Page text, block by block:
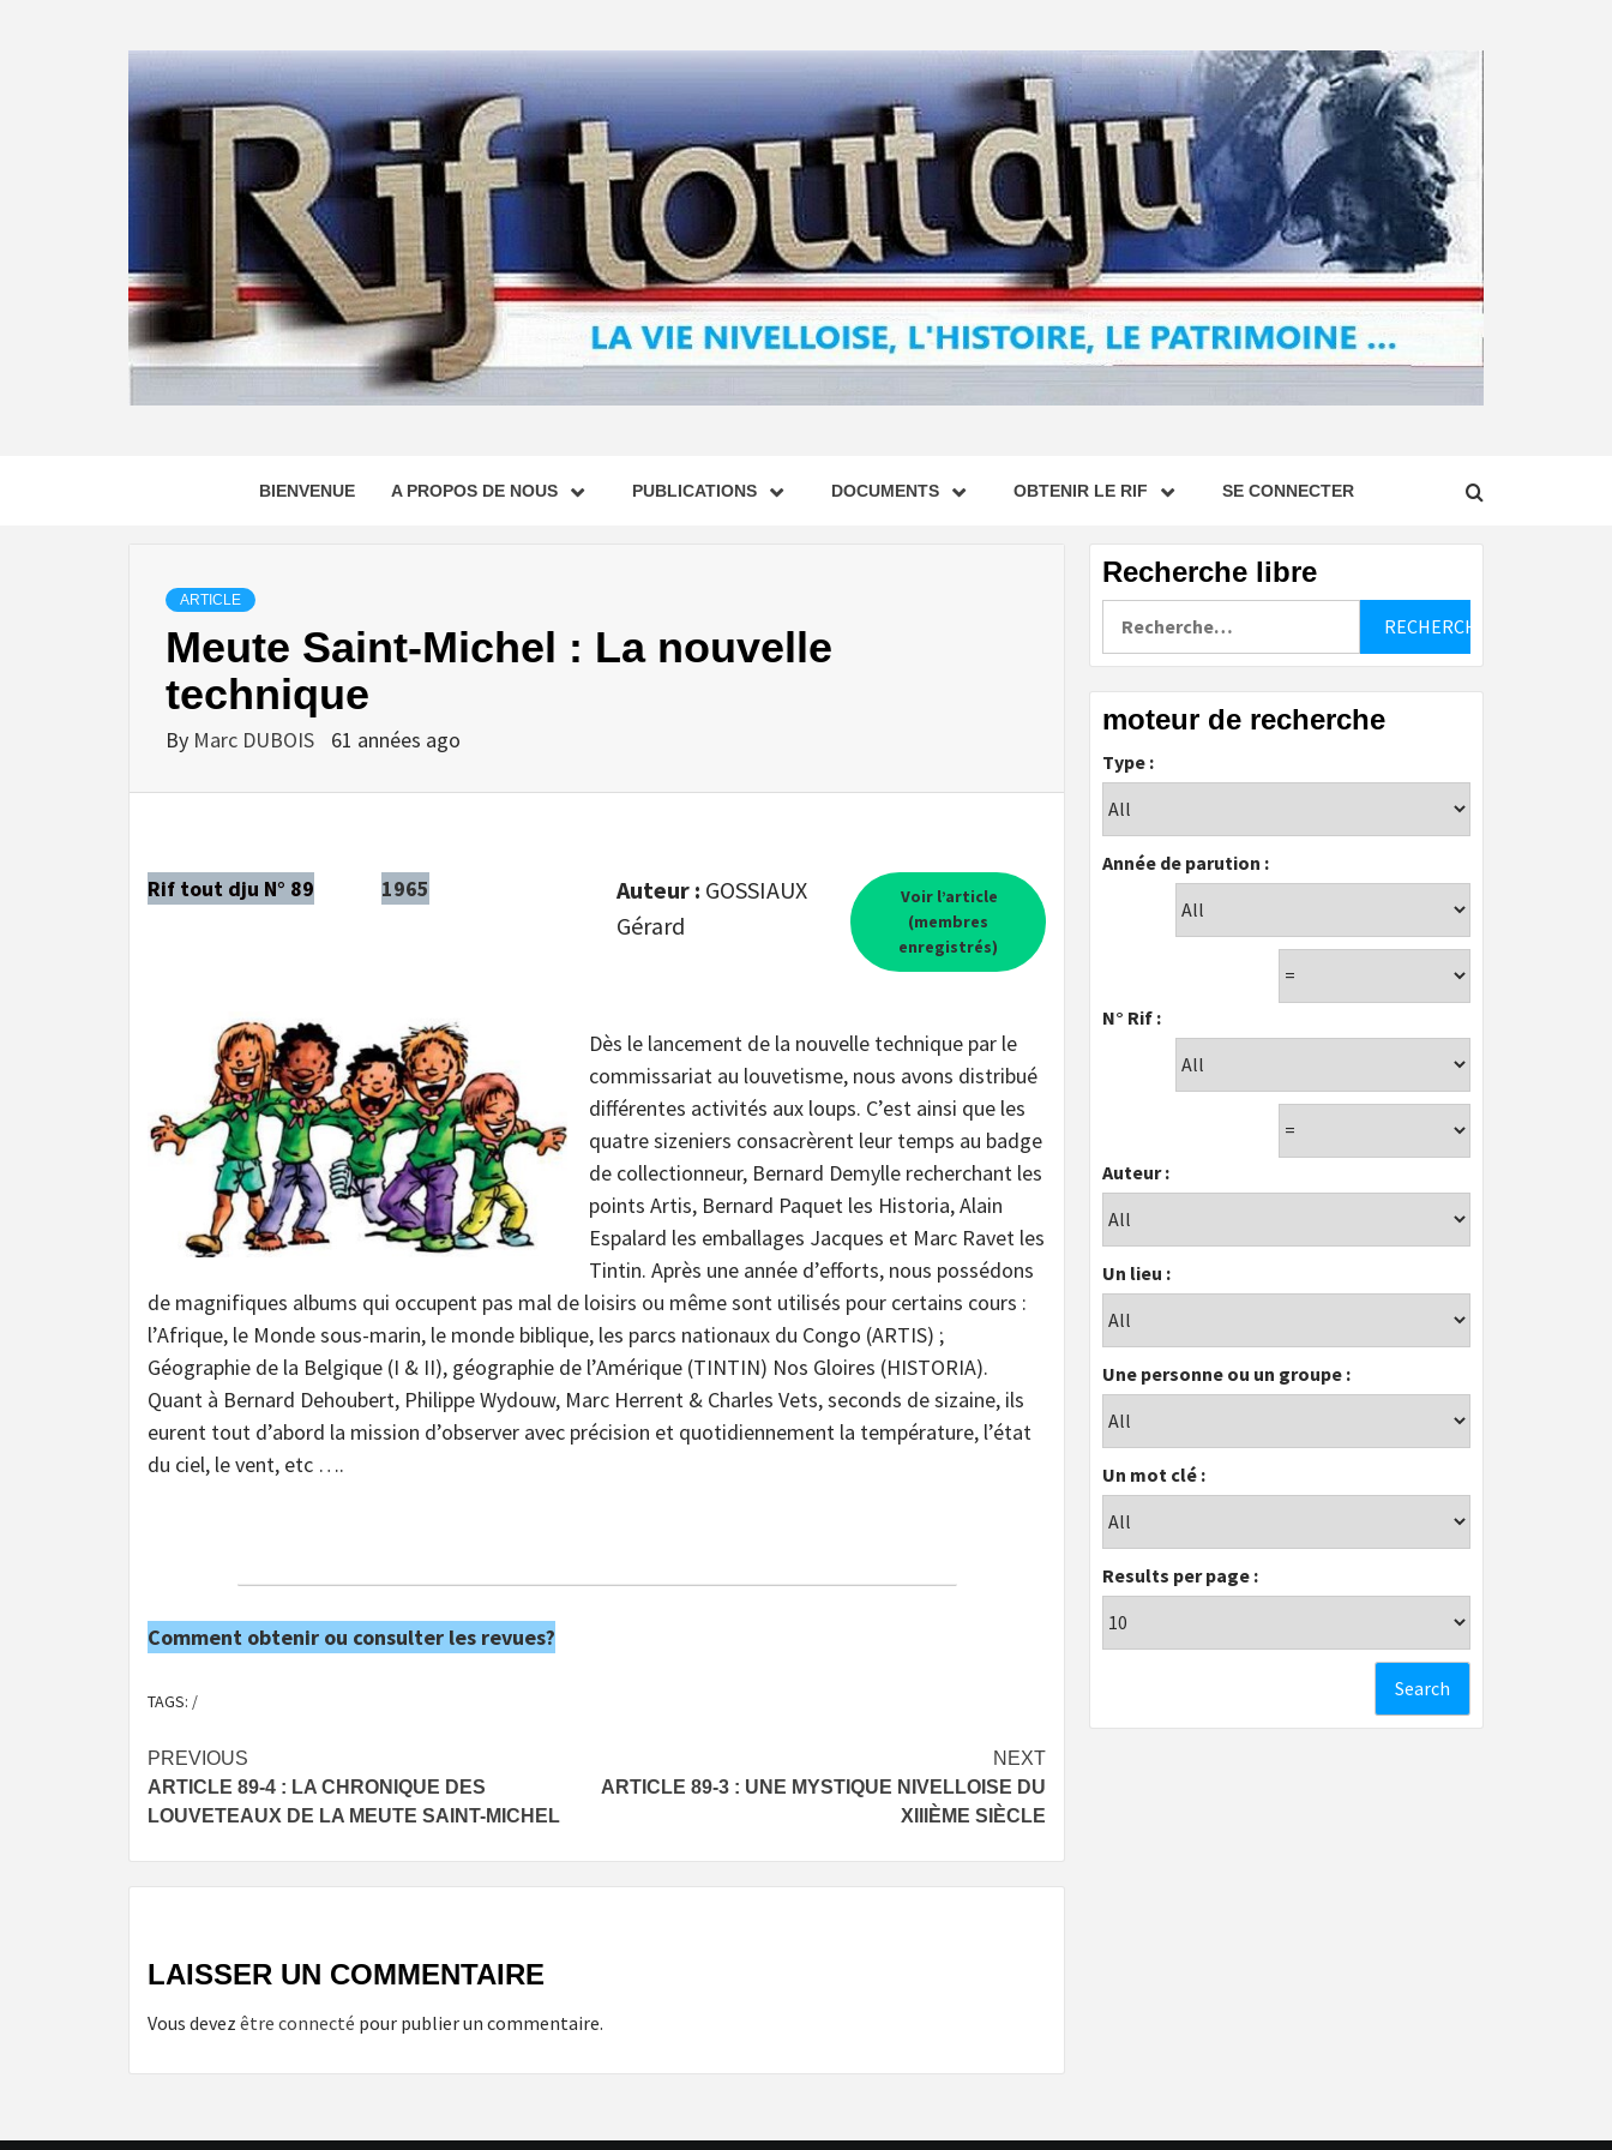
BIENVENUE A PROPOS DE NOUS PUBLICATIONS DOCUMENTS OBTENIR LE RIF SE CONNECTER
ARTICLE
Meute Saint-Michel : La nouvelle
technique
By Marc DUBOIS 61 années ago
Rif tout dju N° 89 1965 Auteur : GOSSIAUX
Gérard
Voir l’article
(membres
enregistrés)
Dès le lancement de la nouvelle technique par le
commissariat au louvetisme, nous avons distribué
différentes activités aux loups. C’est ainsi que les
quatre sizeniers consacrèrent leur temps au badge
de collectionneur, Bernard Demylle recherchant les
points Artis, Bernard Paquet les Historia, Alain
Espalard les emballages Jacques et Marc Ravet les
Tintin. Après une année d’efforts, nous possédons
de magnifiques albums qui occupent pas mal de loisirs ou même sont utilisés pour certains cours :
l’Afrique, le Monde sous-marin, le monde biblique, les parcs nationaux du Congo (ARTIS) ;
Géographie de la Belgique (I & II), géographie de l’Amérique (TINTIN) Nos Gloires (HISTORIA).
Quant à Bernard Dehoubert, Philippe Wydouw, Marc Herrent & Charles Vets, seconds de sizaine, ils
eurent tout d’abord la mission d’observer avec précision et quotidiennement la température, l’état
du ciel, le vent, etc ….
Comment obtenir ou consulter les revues?
TAGS: /
Post
navigation
PREVIOUS
ARTICLE 89-4 : LA CHRONIQUE DES
LOUVETEAUX DE LA MEUTE SAINT-MICHEL
NEXT
ARTICLE 89-3 : UNE MYSTIQUE NIVELLOISE DU
XIIIÈME SIÈCLE
LAISSER UN COMMENTAIRE
Vous devez être connecté pour publier un commentaire.
Recherche libre
moteur de recherche
Type :
Année de parution :
N° Rif :
Auteur :
Un lieu :
Une personne ou un groupe :
Un mot clé :
Results per page :